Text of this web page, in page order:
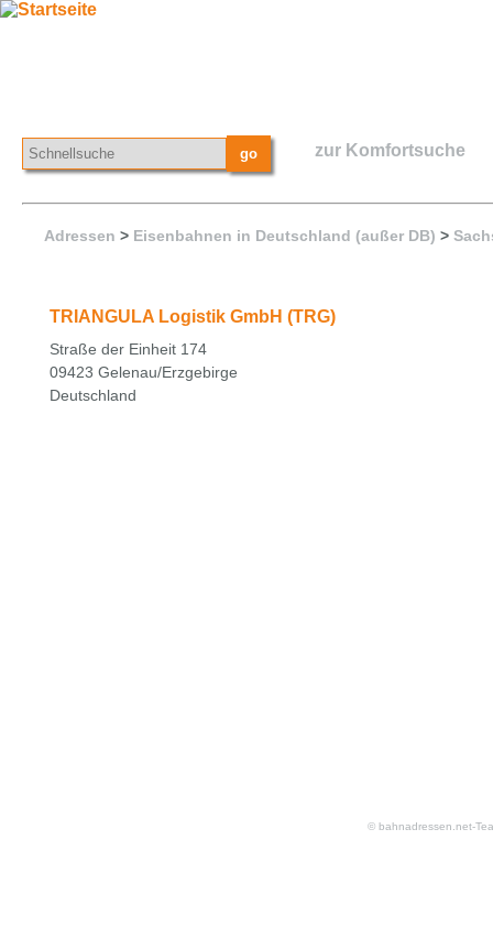
zur Komfortsuche
Adressen > Eisenbahnen in Deutschland (außer DB) >
TRIANGULA Logistik GmbH (TRG)
Straße der Einheit 174
09423 Gelenau/Erzgebirge
Deutschland
© bahnadressen.net-